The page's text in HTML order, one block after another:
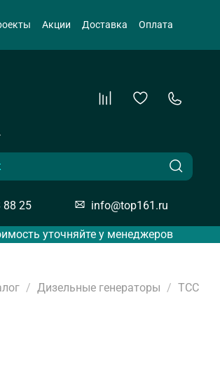
Акции Доставка Оплата
88 25 info@top161.ru
уточняйте у менеджеров
Дизельные генераторы ТСС